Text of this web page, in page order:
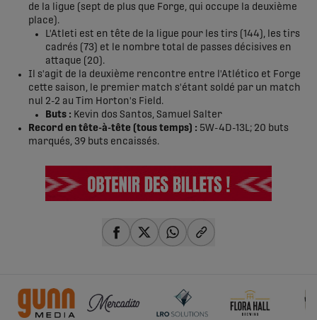
de la ligue (sept de plus que Forge, qui occupe la deuxième
place).
L'Atleti est en tête de la ligue pour les tirs (144), les tirs
cadrés (73) et le nombre total de passes décisives en
attaque (20).
Il s'agit de la deuxième rencontre entre l'Atlético et Forge
cette saison, le premier match s'étant soldé par un match
nul 2-2 au Tim Horton's Field.
Buts : Kevin dos Santos, Samuel Salter
Record en tête-à-tête (tous temps) : 5W-4D-13L; 20 buts
marqués, 39 buts encaissés.